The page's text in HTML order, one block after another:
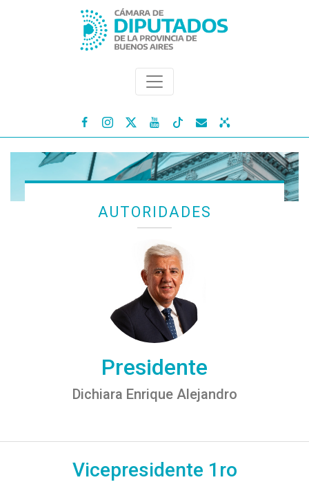
   
AUTORIDADES
Presidente
Dichiara Enrique Alejandro
Vicepresidente 1ro